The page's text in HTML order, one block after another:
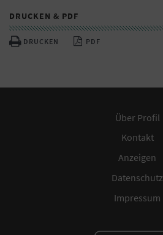
DRUCKEN & PDF
DRUCKEN PDF
Über Profil
Kontakt
Anzeigen
Datenschutz
Impressum